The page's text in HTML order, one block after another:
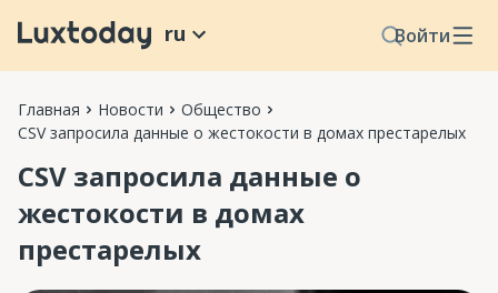
Войти
ru
Главная Новости
Общество
CSV запросила данные о жестокости в домах престарелых
CSV запросила данные о
жестокости в домах
престарелых